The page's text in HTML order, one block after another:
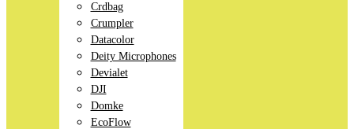
Crdbag
Crumpler
Datacolor
Deity Microphones
Devialet
DJI
Domke
EcoFlow